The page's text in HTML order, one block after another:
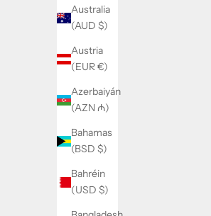
Australia
(AUD $)
Austria
(EUR €)
Azerbaiyán
(AZN ₼)
Bahamas
(BSD $)
Bahréin
(USD $)